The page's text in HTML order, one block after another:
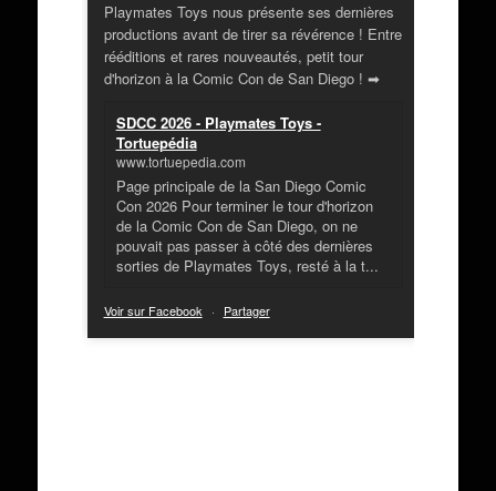
Playmates Toys nous présente ses dernières
productions avant de tirer sa révérence ! Entre
rééditions et rares nouveautés, petit tour
d'horizon à la Comic Con de San Diego ! ➡
SDCC 2026 - Playmates Toys -
Tortuepédia
www.tortuepedia.com
Page principale de la San Diego Comic
Con 2026 Pour terminer le tour d'horizon
de la Comic Con de San Diego, on ne
pouvait pas passer à côté des dernières
sorties de Playmates Toys, resté à la t...
Voir sur Facebook · Partager